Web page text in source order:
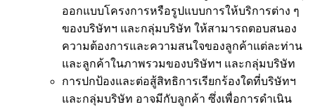
ออกแบบโครงการหรือรูปแบบการให้บริการต่าง ๆ
ของบริษัทฯ และกลุ่มบริษัท ให้สามารถตอบสนอง
ความต้องการและความสนใจของลูกค้าแต่ละท่าน
และลูกค้าในภาพรวมของบริษัทฯ และกลุ่มบริษัท
การปกป้องและต่อสู้สิทธิการเรียกร้องใดที่บริษัทฯ
และกลุ่มบริษัท อาจมีกับลูกค้า ซึ่งเพื่อการดำเนิน